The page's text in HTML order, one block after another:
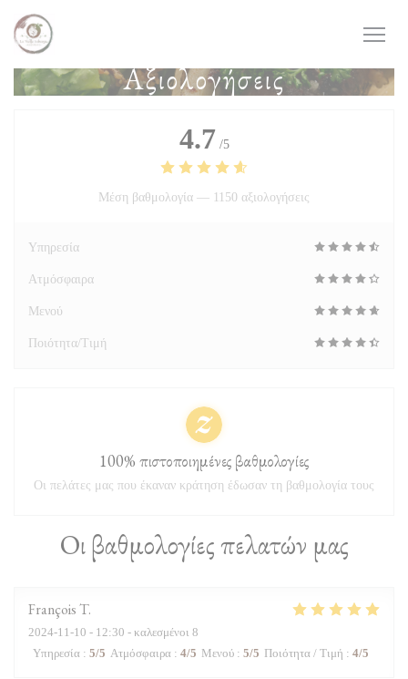
Πίνακας διαχείρισης "Μπισκότων" (Cookies)
Αξιολογήσεις
Οι βαθμολογίες πελατών μας
FrançoisT
2024-11-10 - 12:30 - καλεσμένοι 8
Υπηρεσία : 5/5 Ατμόσφαιρα : 4/5 Μενού : 5/5 Ποιότητα / Τιμή : 4/5
4.7 /5
Μέση βαθμολογία — 1150 αξιολογήσεις
Υπηρεσία
Ατμόσφαιρα
Μενού
Ποιότητα/Τιμή
100% πιστοποιημένες βαθμολογίες
Οι πελάτες μας που έκαναν κράτηση έδωσαν τη βαθμολογία τους